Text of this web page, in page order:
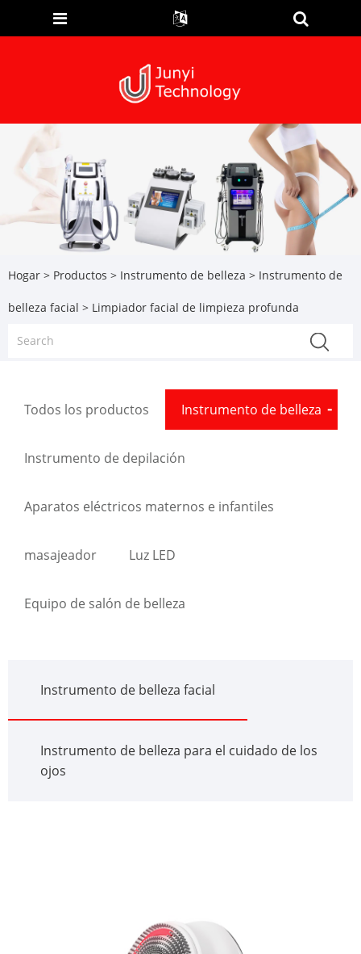
Hogar > Productos > Instrumento de belleza > Instrumento de
belleza facial > Limpiador facial de limpieza profunda
Todos los productos Instrumento de belleza
Instrumento de depilación
Aparatos eléctricos maternos e infantiles
masajeador Luz LED
Equipo de salón de belleza
Instrumento de belleza facial
Instrumento de belleza para el cuidado de los
ojos